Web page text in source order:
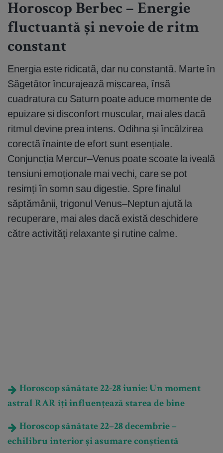
Horoscop Berbec – Energie
fluctuantă și nevoie de ritm
constant
Energia este ridicată, dar nu constantă. Marte în
Săgetător încurajează mișcarea, însă
cuadratura cu Saturn poate aduce momente de
epuizare și disconfort muscular, mai ales dacă
ritmul devine prea intens. Odihna și încălzirea
corectă înainte de efort sunt esențiale.
Conjuncția Mercur–Venus poate scoate la iveală
tensiuni emoționale mai vechi, care se pot
resimți în somn sau digestie. Spre finalul
săptămânii, trigonul Venus–Neptun ajută la
recuperare, mai ales dacă există deschidere
către activități relaxante și rutine calme.
Horoscop sănătate 22-28 iunie: Un moment
astral RAR îți influențează starea de bine
Horoscop sănătate 22–28 decembrie –
echilibru interior și asumare conștientă